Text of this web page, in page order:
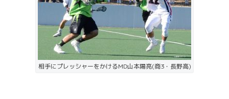
相手にプレッシャーをかけるMD山本陽亮(商3・長野高)